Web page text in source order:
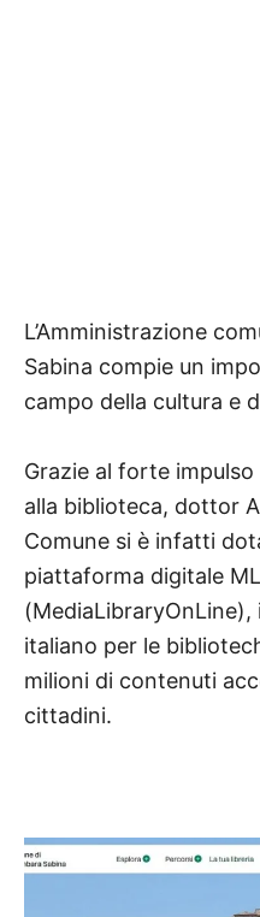
L’Amministrazione
Sabina compie un
campo della cultura e
Grazie al forte
alla biblioteca, dottor
Comune si è infatti
piattaforma digitale
italiano per le
milioni di contenuti
cittadini.